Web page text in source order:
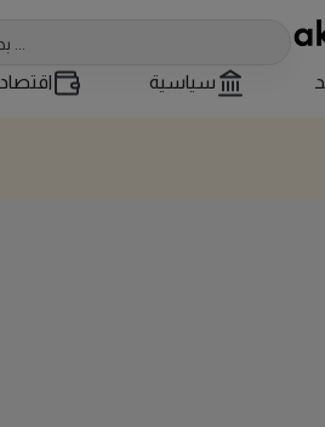
سياسية اقتصاد